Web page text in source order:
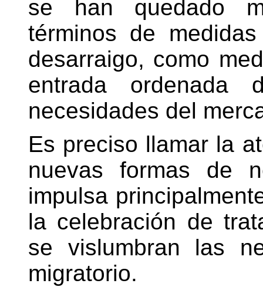
se han quedado
términos de
desarraigo, como
entrada ordenada
necesidades del
Es preciso llamar la
nuevas formas de
impulsa
la celebración de
se vislumbran las
migratorio.